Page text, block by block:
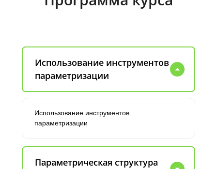
Использование инструментов
параметризации
Использование инструментов
параметризации
Параметрическая структура